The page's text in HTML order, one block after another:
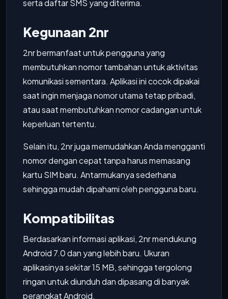
serta daftar SMS yang diterima.
Kegunaan 2nr
2nr bermanfaat untuk pengguna yang
membutuhkan nomor tambahan untuk aktivitas
komunikasi sementara. Aplikasi ini cocok dipakai
saat ingin menjaga nomor utama tetap pribadi,
atau saat membutuhkan nomor cadangan untuk
keperluan tertentu.
Selain itu, 2nr juga memudahkan Anda mengganti
nomor dengan cepat tanpa harus memasang
kartu SIM baru. Antarmukanya sederhana
sehingga mudah dipahami oleh pengguna baru.
Kompatibilitas
Berdasarkan informasi aplikasi, 2nr mendukung
Android 7.0 dan yang lebih baru. Ukuran
aplikasinya sekitar 15 MB, sehingga tergolong
ringan untuk diunduh dan dipasang di banyak
perangkat Android.